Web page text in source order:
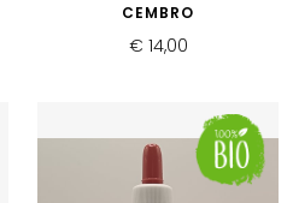
CEMBRO
€ 14,00